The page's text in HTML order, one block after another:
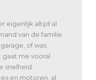
eigenlijk altijd al
van de familie
of was
me vooral
snelheid:
en motoren, al